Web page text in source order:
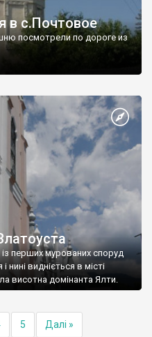
в с.Почтовое
посмотрели по дороге из
перших мурованих споруд
нині видніється в місті
висотна домінанта Ялти.
5 Далі »